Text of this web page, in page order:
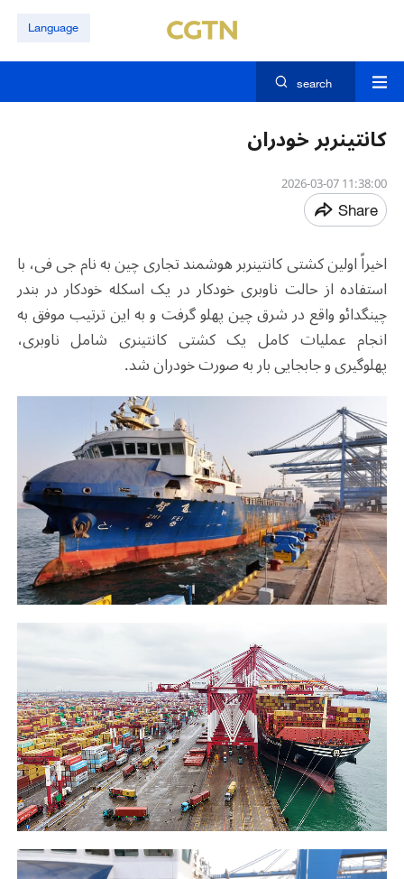
Language
search
کانتینربر خودران
11:38:00 2026-03-07
Share
اخیراً اولین کشتی کانتینربر هوشمند تجاری چین به نام جی فی، با
استفاده از حالت ناوبری خودکار در یک اسکله خودکار در بندر
چینگدائو واقع در شرق چین پهلو گرفت و به این ترتیب موفق به
انجام عملیات کامل یک کشتی کانتینری شامل ناوبری،
پهلوگیری و جابجایی بار به صورت خودران شد.